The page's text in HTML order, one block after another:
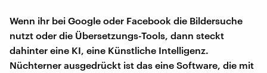
Wenn ihr bei Google oder Facebook die Bildersuche
nutzt oder die Übersetzungs-Tools, dann steckt
dahinter eine KI, eine Künstliche Intelligenz.
Nüchterner ausgedrückt ist das eine Software, die mit